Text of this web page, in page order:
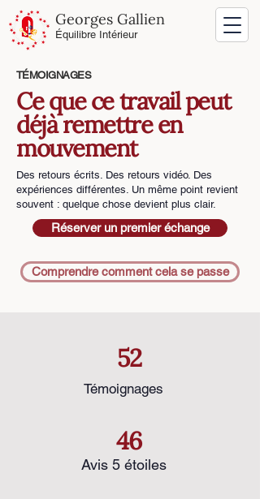
Georges Gallien
Équilibre Intérieur
TÉMOIGNAGES
Ce que ce travail peut
déjà remettre en
mouvement
Des retours écrits. Des retours vidéo. Des
expériences différentes. Un même point revient
souvent : quelque chose devient plus clair.
Réserver un premier échange
Comprendre comment cela se passe
52
Témoignages
46
Avis 5 étoiles